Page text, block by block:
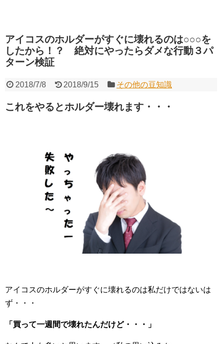
アイコスのホルダーがすぐに壊れるのは○○○を
したから！？ 絶対にやったらダメな行動３パ
ターン検証
2018/7/8 2018/9/15 その他の豆知識
これをやるとホルダー壊れます・・・
アイコスのホルダーがすぐに壊れるのは私だけではないは
ず・・・
「買って一週間で壊れたんだけど・・・」